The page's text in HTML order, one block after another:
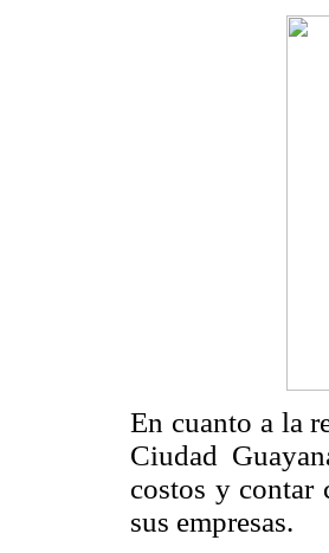
En cuanto a la
Ciudad
costos y contar
sus empresas.